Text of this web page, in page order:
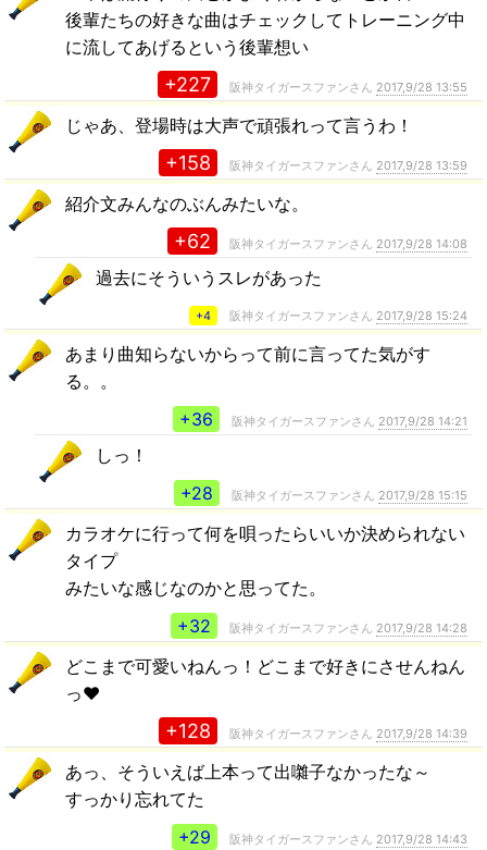
後輩たちの好きな曲はチェックしてトレーニング中
に流してあげるという後輩想い
+227 阪神タイガースファンさん 2017,9/28 13:55
じゃあ、登場時は大声で頑張れって言うわ！
+158 阪神タイガースファンさん 2017,9/28 13:59
紹介文みんなのぶんみたいな。
+62 阪神タイガースファンさん 2017,9/28 14:08
過去にそういうスレがあった
+4 阪神タイガースファンさん 2017,9/28 15:24
あまり曲知らないからって前に言ってた気がす
る。。
+36
阪神タイガースファンさん 2017,9/28 14:21
しっ！
+28
阪神タイガースファンさん 2017,9/28 15:15
カラオケに行って何を唄ったらいいか決められない
タイプ
みたいな感じなのかと思ってた。
+32
阪神タイガースファンさん 2017,9/28 14:28
どこまで可愛いねんっ！どこまで好きにさせんねん
っ❤️
+128 阪神タイガースファンさん 2017,9/28 14:39
あっ、そういえば上本って出囃子なかったな～
すっかり忘れてた
+29
阪神タイガースファンさん 2017,9/28 14:43